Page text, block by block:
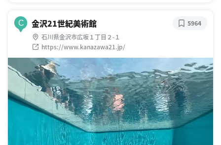
C 金沢21世紀美術館
石川県金沢市広坂１丁目２-１
https://www.kanazawa21.jp/
5964